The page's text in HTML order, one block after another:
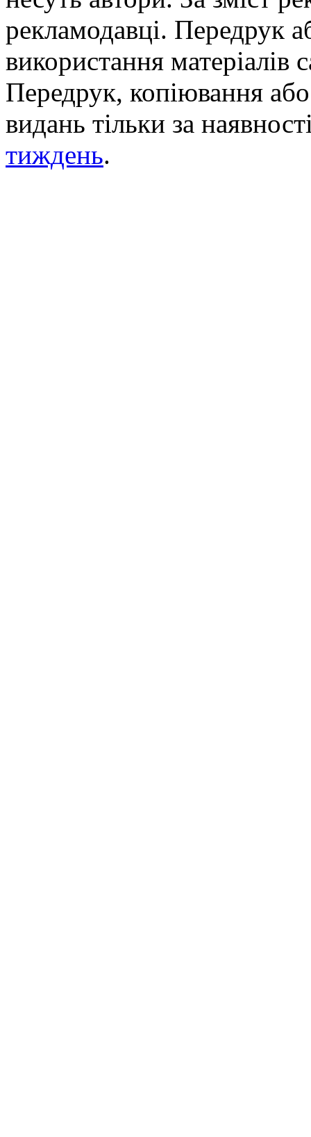
рекламодавці. Передрук
використання матеріалів
Передрук, копіювання
видань тільки за
тиждень.